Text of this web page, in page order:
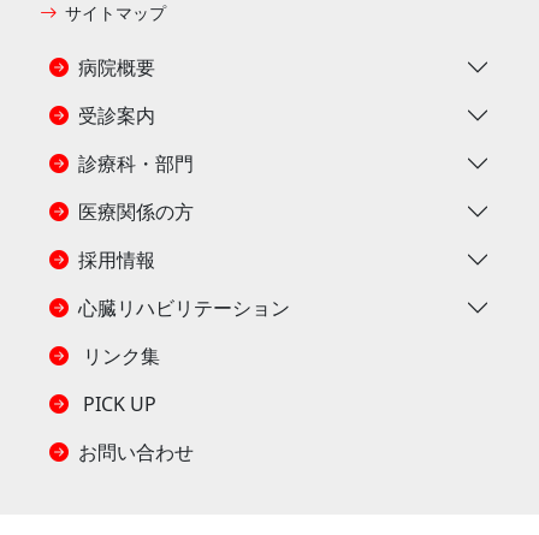
サイトマップ
病院概要
受診案内
診療科・部門
医療関係の方
採用情報
心臓リハビリテーション
リンク集
PICK UP
お問い合わせ